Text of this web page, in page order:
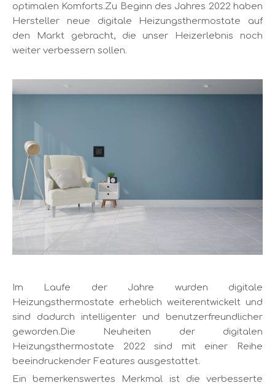
optimalen Komforts.Zu Beginn des Jahres 2022 haben
Hersteller neue digitale Heizungsthermostate auf
den Markt gebracht, die unser Heizerlebnis noch
weiter verbessern sollen.
Im Laufe der Jahre wurden digitale
Heizungsthermostate erheblich weiterentwickelt und
sind dadurch intelligenter und benutzerfreundlicher
geworden.Die Neuheiten der digitalen
Heizungsthermostate 2022 sind mit einer Reihe
beeindruckender Features ausgestattet.
Ein bemerkenswertes Merkmal ist die verbesserte